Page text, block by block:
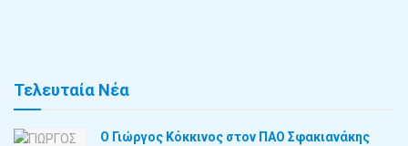
Τελευταία Νέα
Ο Γιώργος Κόκκινος στον ΠΑΟ Σφακιανάκης